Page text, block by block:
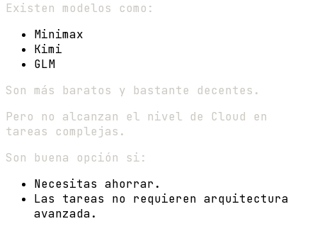
Existen modelos como:
Minimax
Kimi
GLM
Son más baratos y bastante decentes.
Pero no alcanzan el nivel de Cloud en
tareas complejas.
Son buena opción si:
Necesitas ahorrar.
Las tareas no requieren arquitectura
avanzada.